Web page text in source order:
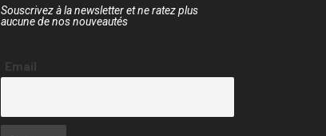
Souscrivez à la newsletter et ne ratez plus
aucune de nos nouveautés
Email